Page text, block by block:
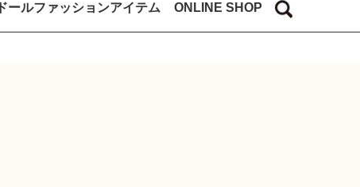
ドールファッションアイテム ONLINE SHOP